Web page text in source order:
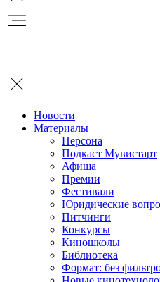
Новости
Материалы
Персона
Подкаст Мувистарт
Афиша
Премии
Фестивали
Юридические
Питчинги
Конкурсы
Киношколы
Библиотека
Формат: без